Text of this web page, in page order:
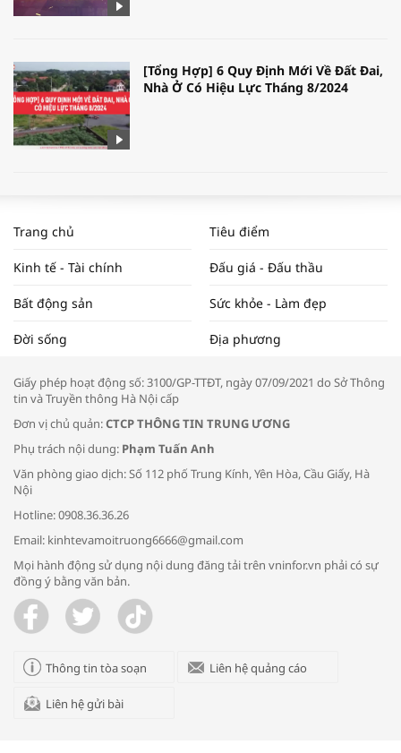
[Tổng Hợp] 6 Quy Định Mới Về Đất Đai,
Nhà Ở Có Hiệu Lực Tháng 8/2024
NAM NĂM 2024 VÀ NĂM 2025 | NHỊP
ĐẬP THỊ TRƯỜNG #62
Tọa đàm “Xúc tiến thương mại: Khơi
Bác sĩ tư vấn cách phòng tránh bệnh
đường hô hấp trong thời tiết giao mùa
Trao yêu thương cho em
Trang chủ Tiêu điểm
Kinh tế - Tài chính Đấu giá - Đấu thầu
Bất động sản Sức khỏe - Làm đẹp
Đời sống Địa phương
Giấy phép hoạt động số: 3100/GP-TTĐT, ngày 07/09/2021 do Sở Thông
tin và Truyền thông Hà Nội cấp
Đơn vị chủ quản:CTCP THÔNG TIN TRUNG ƯƠNG
Phụ trách nội dung: Phạm Tuấn Anh
Văn phòng giao dịch: Số 112 phố Trung Kính, Yên Hòa, Cầu Giấy, Hà
Nội
Hotline: 0908.36.36.26
Email: kinhtevamoitruong6666@gmail.com
Mọi hành động sử dụng nội dung đăng tải trên vninfor.vn phải có sự
đồng ý bằng văn bản.
Thông tin tòa soạn Liên hệ quảng cáo
Liên hệ gửi bài